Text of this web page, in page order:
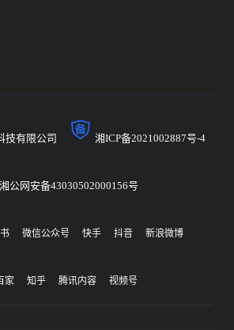
技有限公司 湘ICP备2021002887号-4
湘公网安备43030502000156号
微信公众号 快手 抖音 新浪微博
家 知乎 腾讯内容 视频号